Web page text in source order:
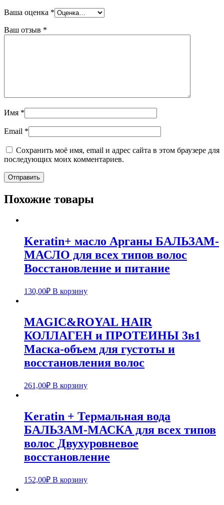
Ваша оценка *
Ваш отзыв *
Имя *
Email *
Сохранить моё имя, email и адрес сайта в этом браузере для
последующих моих комментариев.
Похожие товары
Keratin+ масло Арганы БАЛЬЗАМ-
МАСЛО для всех типов волос
Восстановление и питание
130,00₽ В корзину
MAGIC&ROYAL HAIR
КОЛЛАГЕН и ПРОТЕИНЫ 3в1
Маска-объем для густоты и
восстановления волос
261,00₽ В корзину
Keratin + Термальная вода
БАЛЬЗАМ-МАСКА для всех типов
волос Двухуровневое
восстановление
152,00₽ В корзину